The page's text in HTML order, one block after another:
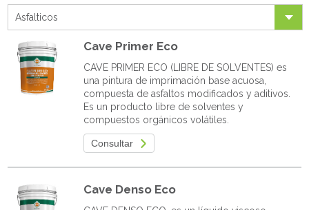
Tapajuntas y Drenes
Acrílicos
Asfalticos
Cementicios
Cristalizantes
Restauración de techos
Asfalticos
Cave Primer Eco
CAVE PRIMER ECO (LIBRE DE SOLVENTES) es
una pintura de imprimación base acuosa,
compuesta de asfaltos modificados y aditivos.
Es un producto libre de solventes y
compuestos orgánicos volátiles.
Consultar
Cave Denso Eco